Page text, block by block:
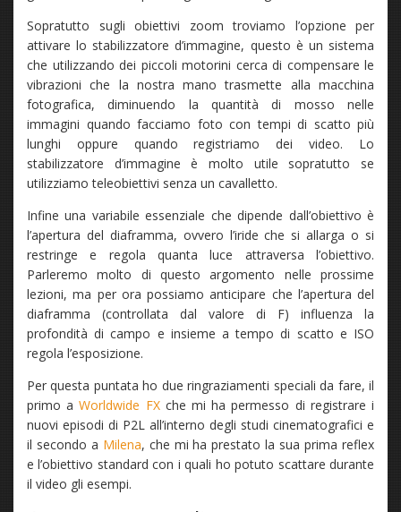
Sopratutto sugli obiettivi zoom troviamo l’opzione per
attivare lo stabilizzatore d’immagine, questo è un sistema
che utilizzando dei piccoli motorini cerca di compensare le
vibrazioni che la nostra mano trasmette alla macchina
fotografica, diminuendo la quantità di mosso nelle
immagini quando facciamo foto con tempi di scatto più
lunghi oppure quando registriamo dei video. Lo
stabilizzatore d’immagine è molto utile sopratutto se
utilizziamo teleobiettivi senza un cavalletto.
Infine una variabile essenziale che dipende dall’obiettivo è
l’apertura del diaframma, ovvero l’iride che si allarga o si
restringe e regola quanta luce attraversa l’obiettivo.
Parleremo molto di questo argomento nelle prossime
lezioni, ma per ora possiamo anticipare che l’apertura del
diaframma (controllata dal valore di F) influenza la
profondità di campo e insieme a tempo di scatto e ISO
regola l’esposizione.
Per questa puntata ho due ringraziamenti speciali da fare, il
primo aWorldwide FXche mi ha permesso di registrare i
nuovi episodi di P2L all’interno degli studi cinematografici e
il secondo a Milena, che mi ha prestato la sua prima reflex
e l’obiettivo standard con i quali ho potuto scattare durante
il video gli esempi.